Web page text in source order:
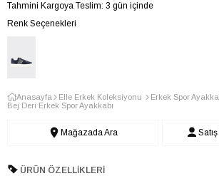
Tahmini Kargoya Teslim: 3 gün içinde
Renk Seçenekleri
Anasayfa Elle Erkek Koleksiyonu
Erkek Spor
Bej Deri Erkek Spor Ayakkabı
Mağazada Ara
ÜRÜN ÖZELLIKLERI